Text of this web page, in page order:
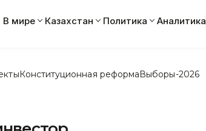
В мире Казахстан Политика Аналитика
Конституционная реформаВыборы-2026